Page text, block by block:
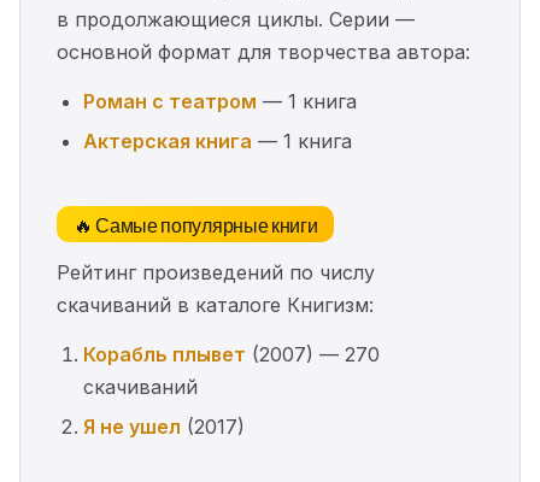
в продолжающиеся циклы. Серии —
основной формат для творчества автора:
Роман с театром — 1 книга
Актерская книга — 1 книга
🔥 Самые популярные книги
Рейтинг произведений по числу
скачиваний в каталоге Книгизм:
Корабль плывет (2007) — 270
скачиваний
Я не ушел (2017)